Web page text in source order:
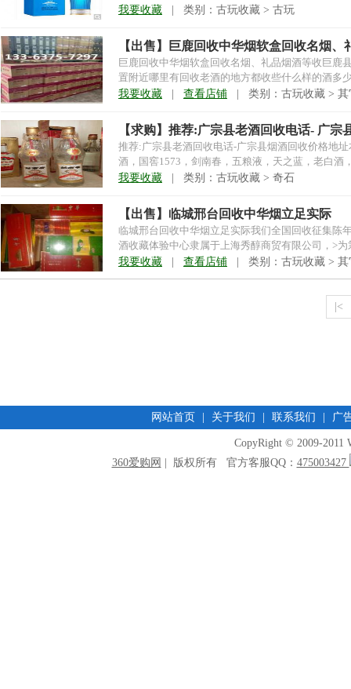
我要收藏 | 类别：古玩收藏 > 古玩
【出售】巨鹿回收中华烟软盒回收名烟、
巨鹿回收中华烟软盒回收名烟、礼品烟酒等收巨鹿
置附近哪里有回收老酒的地方都收些什么样的酒多
我要收藏 查看店铺 | 类别：古玩收藏 > 其
【求购】推荐:广宗县老酒回收电话- 广宗
推荐:广宗县老酒回收电话-广宗县烟酒回收价格地
酒，国窖1573，剑南春，五粮液，天之蓝，老白
密。免费上门...
我要收藏 | 类别：古玩收藏 > 奇石
【出售】临城邢台回收中华烟立足实际
临城邢台回收中华烟立足实际我们全国回收征集陈
酒收藏体验中心隶属于上海秀醇商贸有限公司，>
城...
我要收藏 查看店铺 | 类别：古玩收藏 > 其
|<
网站首页 关于我们 联系我们 广
CopyRight © 2009-2011
360爱购网
| 版权所有 官方客服QQ： 475003427